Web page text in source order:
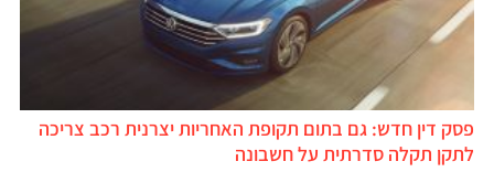
פסק דין חדש: גם בתום תקופת האחריות יצרנית רכב צריכה
לתקן תקלה סדרתית על חשבונה